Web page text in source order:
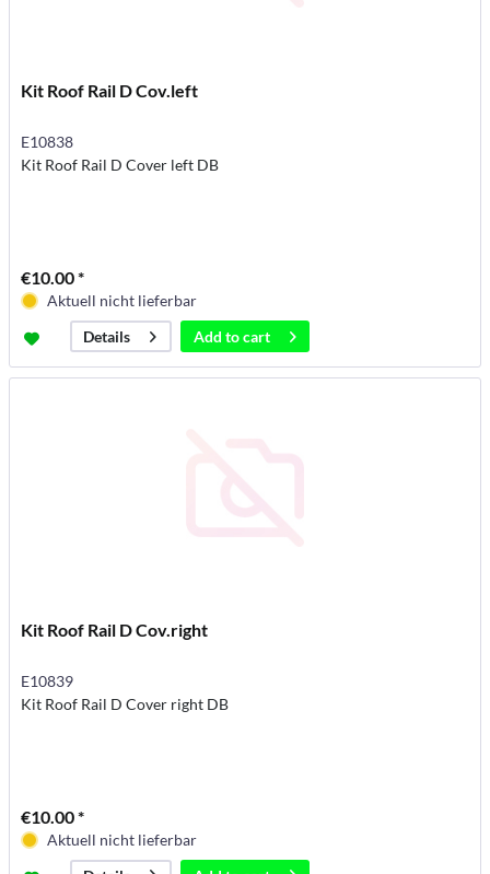
Kit Roof Rail D Cov.left
E10838
Kit Roof Rail D Cover left DB
€10.00 *
Aktuell nicht lieferbar
Details
Add tocart
Kit Roof Rail D Cov.right
E10839
Kit Roof Rail D Cover right DB
€10.00 *
Aktuell nicht lieferbar